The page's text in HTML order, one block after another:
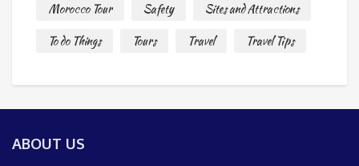
Morocco Tour
Safety
Sites and Attractions
To do Things
Tours Travel Travel Tips
ABOUT US